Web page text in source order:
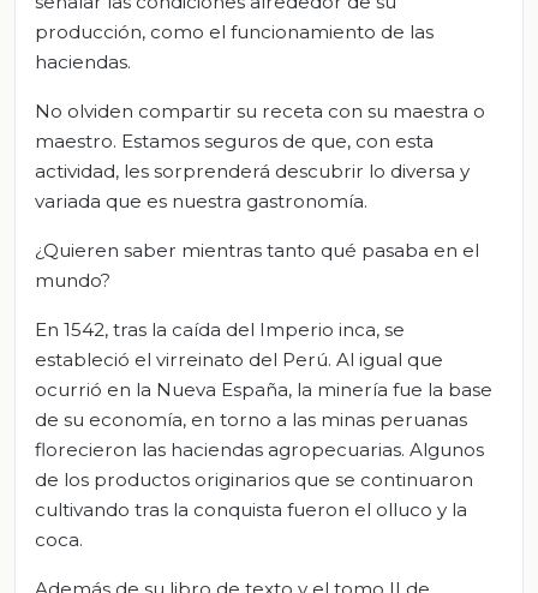
producción, como el funcionamiento de las
haciendas.
No olviden compartir su receta con su maestra o
maestro. Estamos seguros de que, con esta
actividad, les sorprenderá descubrir lo diversa y
variada que es nuestra gastronomía.
¿Quieren saber mientras tanto qué pasaba en el
mundo?
En 1542, tras la caída del Imperio inca, se
estableció el virreinato del Perú. Al igual que
ocurrió en la Nueva España, la minería fue la base
de su economía, en torno a las minas peruanas
florecieron las haciendas agropecuarias. Algunos
de los productos originarios que se continuaron
cultivando tras la conquista fueron el olluco y la
coca.